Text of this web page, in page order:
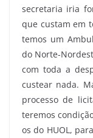
secretaria iria
que custam em
temos um
do Norte-
com toda a
custear nada.
processo de
teremos
os do HUOL,